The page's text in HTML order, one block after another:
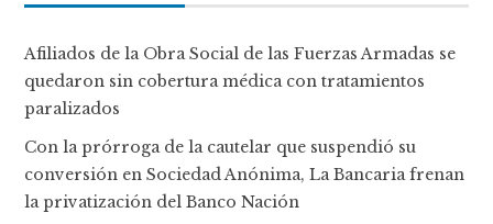
Afiliados de la Obra Social de las Fuerzas Armadas se
quedaron sin cobertura médica con tratamientos
paralizados
Con la prórroga de la cautelar que suspendió su
conversión en Sociedad Anónima, La Bancaria frenan
la privatización del Banco Nación